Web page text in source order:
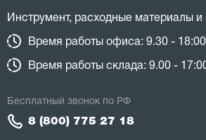
Инструмент, расходные материалы и
Время работы офиса: 9.30 - 18:00
Время работы склада: 9.00 -
Бесплатный звонок по РФ
8 (800) 775 27 18